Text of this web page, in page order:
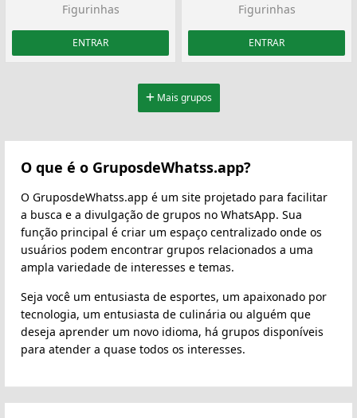
Figurinhas
ENTRAR
Figurinhas
ENTRAR
Mais grupos
O que é o GruposdeWhatss.app?
O GruposdeWhatss.app é um site projetado para facilitar
a busca e a divulgação de grupos no WhatsApp. Sua
função principal é criar um espaço centralizado onde os
usuários podem encontrar grupos relacionados a uma
ampla variedade de interesses e temas.
Seja você um entusiasta de esportes, um apaixonado por
tecnologia, um entusiasta de culinária ou alguém que
deseja aprender um novo idioma, há grupos disponíveis
para atender a quase todos os interesses.